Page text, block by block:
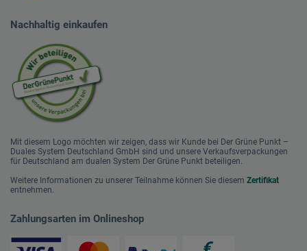
Nachhaltig einkaufen
Mit diesem Logo möchten wir zeigen, dass wir Kunde bei Der Grüne Punkt –
Duales System Deutschland GmbH sind und unsere Verkaufsverpackungen
für Deutschland am dualen System Der Grüne Punkt beteiligen.
Weitere Informationen zu unserer Teilnahme können Sie diesem Zertifikat
entnehmen.
Zahlungsarten im Onlineshop